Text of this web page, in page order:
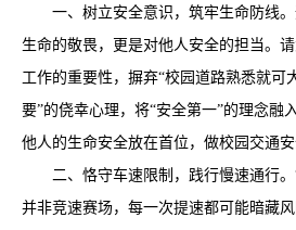
一、树立安全意识，筑牢生命防线
生命的敬畏，更是对他人安全的担当。
工作的重要性，摒弃“校园道路熟悉就可
要”的侥幸心理，将“安全第一”的理念融
他人的生命安全放在首位，做校园交通安
二、恪守车速限制，践行慢速通行
并非竞速赛场，每一次提速都可能暗藏